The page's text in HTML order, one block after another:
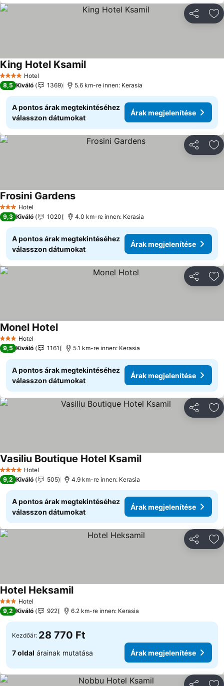
4 KategóriaHotel
King Hotel Ksamil
8,5 Kiváló 1369 5.6 km-re innen: Kerasia
A pontos árak megtekintéséhez
válasszon dátumokat
Árak megjelenítése
3 Kategória
Hotel
Frosini Gardens
9,3 Kiváló 1020 4.0 km-re innen: Kerasia
A pontos árak megtekintéséhez
válasszon dátumokat
Árak megjelenítése
3 Kategória
Hotel
Monel Hotel
9,5 Kiváló 1161 5.1 km-re innen: Kerasia
A pontos árak megtekintéséhez
válasszon dátumokat
Árak megjelenítése
4 KategóriaHotel
Vasiliu Boutique Hotel Ksamil
9,2 Kiváló 505 4.9 km-re innen: Kerasia
A pontos árak megtekintéséhez
válasszon dátumokat
Árak megjelenítése
3 Kategória
Hotel
Hotel Heksamil
9,2 Kiváló 922 6.2 km-re innen: Kerasia
Kezdőár: 28 770 Ft
7 oldal árainak mutatása Árak megjelenítése